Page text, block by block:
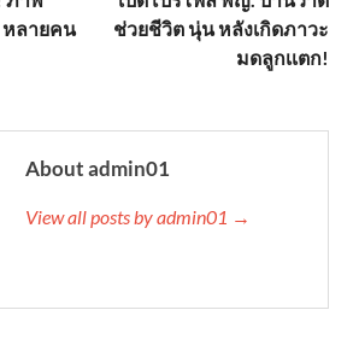
หลายคน
ช่วยชีวิต นุ่น หลังเกิดภาวะ
มดลูกเเตก!
About admin01
View all posts by admin01 →